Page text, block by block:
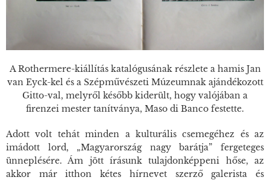
A Rothermere-kiállítás katalógusának részlete a hamis Jan
van Eyck-kel és a Szépművészeti Múzeumnak ajándékozott
Gitto-val, melyről később kiderült, hogy valójában a
firenzei mester tanítványa, Maso di Banco festette.
Adott volt tehát minden a kulturális csemegéhez és az
imádott lord, „Magyarország nagy barátja” fergeteges
ünneplésére. Ám jött írásunk tulajdonképpeni hőse, az
akkor már itthon kétes hírnevet szerző galerista és